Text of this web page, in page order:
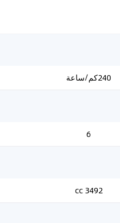
240كم/ساعة
6
3492 cc